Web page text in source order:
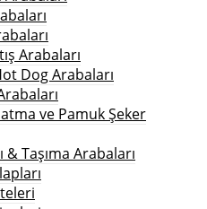
Arabaları
Dog Arabaları
ve Pamuk Şeker
& Taşıma Arabaları